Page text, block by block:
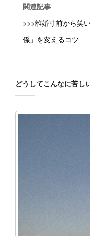
関連記事
>>>離婚寸前から笑
係」を変えるコツ
どうしてこんなに苦し